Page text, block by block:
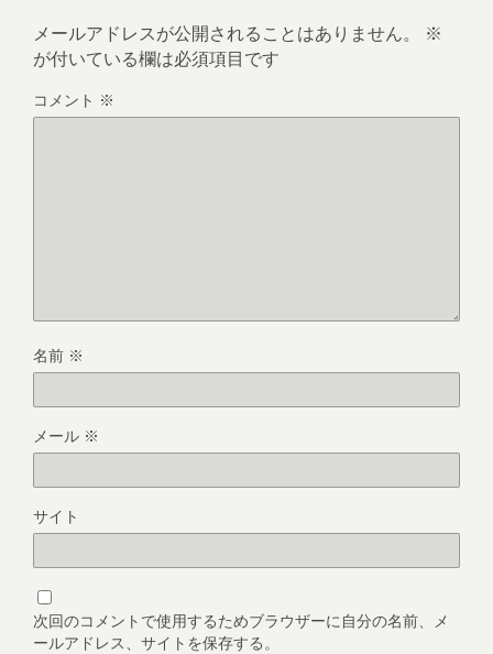
メールアドレスが公開されることはありません。
※
が付いている欄は必須項目です
コメント ※
名前 ※
メール ※
サイト
次回のコメントで使用するためブラウザーに自分の名前、メ
ールアドレス、サイトを保存する。